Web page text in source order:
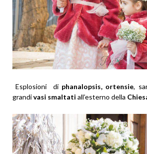
Esplosioni diphanalopsis, ortensie,
grandivasi smaltati all’esterno della